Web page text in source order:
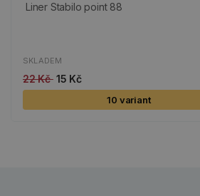
Liner Stabilo point 88
SKLADEM
22 Kč 15 Kč
10 variant